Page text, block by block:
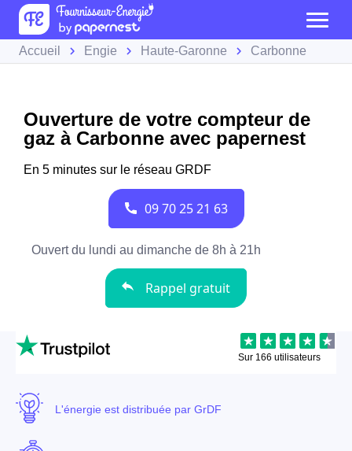
Accueil Engie Haute-Garonne Carbonne